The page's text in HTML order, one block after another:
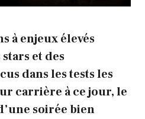
à enjeux élevés
et des
dans les tests les
carrière à ce jour, le
soirée bien